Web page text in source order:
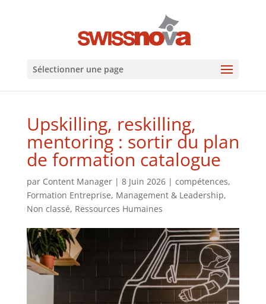
Sélectionner une page
Upskilling, reskilling,
mentoring : sortir du plan
de formation catalogue
par Content Manager| 8 Juin 2026| compétences,
Formation Entreprise, Management & Leadership,
Non classé, Ressources Humaines